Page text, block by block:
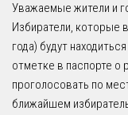
Уважаемые жители и
Избиратели, которые
года) будут
отметке в паспорте о
проголосовать по
ближайшем